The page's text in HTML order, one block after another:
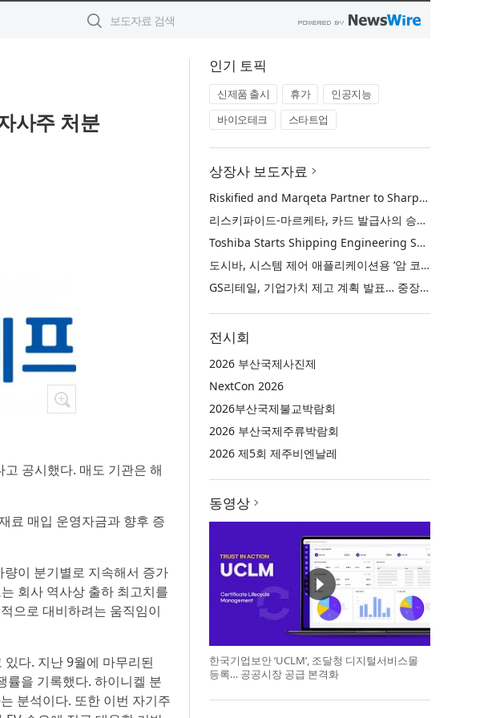
사주 처분
공시했다. 매도 기관은 해
료 매입 운영자금과 향후 증
이 분기별로 지속해서 증가
회사 역사상 출하 최고치를
으로 대비하려는 움직임이
다. 지난 9월에 마무리된
률을 기록했다. 하이니켈 분
분석이다. 또한 이번 자기주
인기 토픽
신제품 출시 휴가
인공지능
바이오테크
스타트업
상장사 보도자료
Riskified and Marqeta Partner to Sharpen Card Issuer Authorization Decisions and Help Reduce False Declines
리스키파이드-마르케타, 카드 발급사의 승인 판단 정교화 및 오거절 감소 위해 협력
Toshiba Starts Shipping Engineering Samples of TXZ+™ Family Entry‑Class M4V Group, Standard Microcontrollers with Arm® Cortex®‑M4 Core for System Control Applications
도시바, 시스템 제어 애플리케이션용 ‘암 코어텍스-M4’ 코어 탑재 표준 마이크로컨트롤러 TXZ+ 패밀리 엔트리 클래스 ‘M4V 그룹’ 엔지니어링 샘플 출하 개시
GS리테일, 기업가치 제고 계획 발표… 중장기 성장 기반 강화와 주주가치 제고
전시회
2026 부산국제사진제
NextCon 2026
2026부산국제불교박람회
2026 부산국제주류박람회
2026 제5회 제주비엔날레
동영상
한국기업보안 ‘UCLM’, 조달청 디지털서비스몰
등록… 공공시장 공급 본격화